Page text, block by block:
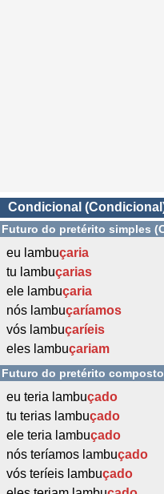
Condicional
Futuro do pretérito simples
eu lambuçaria
tu lambuçarias
ele lambuçaria
nós lambuçaríamos
vós lambuçaríeis
eles lambuçariam
Futuro do pretérito
eu teria lambuçado
tu terias lambuçado
ele teria lambuçado
nós teríamos lambuçado
vós teríeis lambuçado